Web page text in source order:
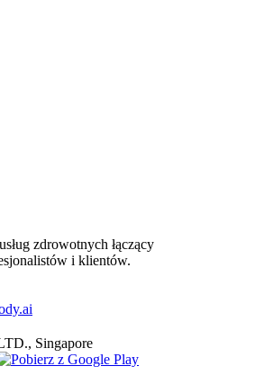
zdrowotnych łączący
i klientów.
Singapore